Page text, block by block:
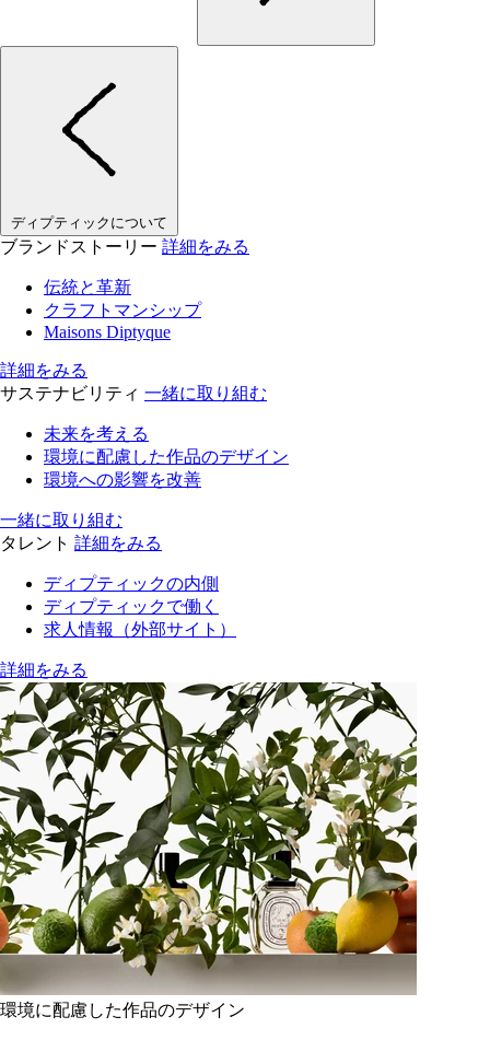
ディプティックについて
ブランドストーリー 詳細をみる
伝統と革新
クラフトマンシップ
Maisons Diptyque
詳細をみる
サステナビリティ 一緒に取り組む
未来を考える
環境に配慮した作品のデザイン
環境への影響を改善
一緒に取り組む
タレント 詳細をみる
ディプティックの内側
ディプティックで働く
求人情報（外部サイト）
詳細をみる
環境に配慮した作品のデザイン